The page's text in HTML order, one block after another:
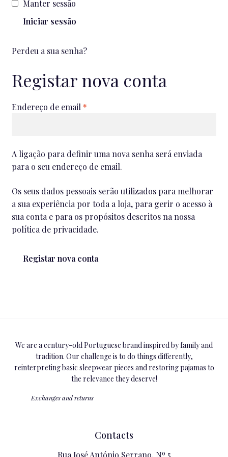
Manter sessão
Iniciar sessão
Perdeu a sua senha?
Registar nova conta
Endereço de email *Obrigatório
A ligação para definir uma nova senha será enviada
para o seu endereço de email.
Os seus dados pessoais serão utilizados para melhorar
a sua experiência por toda a loja, para gerir o acesso à
sua conta e para os propósitos descritos na nossa
política de privacidade.
Registar nova conta
We are a century-old Portuguese brand inspired by family and
tradition. Our challenge is to do things differently,
reinterpreting basic sleepwear pieces and restoring pajamas to
the relevance they deserve!
Exchanges and returns
Contacts
Rua José António Serrano, Nº 5